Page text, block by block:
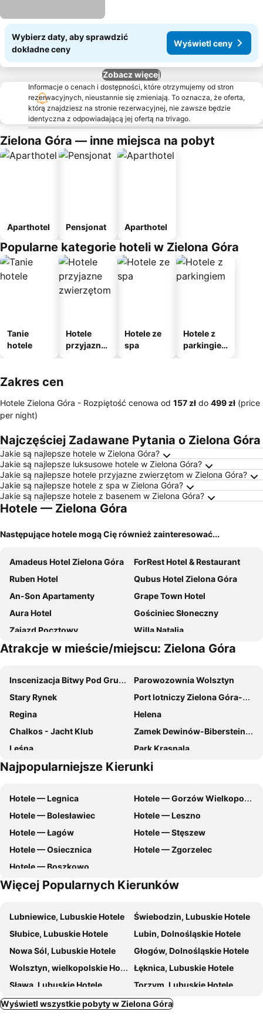
Wybierz daty, aby sprawdzić
dokładne ceny
Wyświetl ceny
Zobacz więcej
Informacje o cenach i dostępności, które otrzymujemy od stron
rezerwacyjnych, nieustannie się zmieniają. To oznacza, że oferta,
którą znajdziesz na stronie rezerwacyjnej, nie zawsze będzie
identyczna z odpowiadającą jej ofertą na trivago.
Zielona Góra — inne miejsca na pobyt
Aparthotel Pensjonat Aparthotel
Popularne kategorie hoteli w Zielona Góra
Tanie
hotele
Hotele
przyjazne
Hotele ze
spa
Hotele z
parkingie
Zakres cen
Hotele Zielona Góra - Rozpiętość cenowa od ‎157 zł do ‎499 zł (price
per night)
Najczęściej Zadawane Pytania o Zielona Góra
Jakie są najlepsze hotele w Zielona Góra?
Jakie są najlepsze luksusowe hotele w Zielona Góra?
Jakie są najlepsze hotele przyjazne zwierzętom w Zielona Góra?
Jakie są najlepsze hotele z spa w Zielona Góra?
Jakie są najlepsze hotele z basenem w Zielona Góra?
Hotele — Zielona Góra
Następujące hotele mogą Cię również zainteresować...
Amadeus Hotel Zielona Góra
ForRest Hotel & Restaurant
Ruben Hotel
Qubus Hotel Zielona Góra
An-Son Apartamenty
Grape Town Hotel
Aura Hotel
Gościniec Słoneczny
Zajazd Pocztowy
Willa Natalia
City Boutique Hotel
Luna
Hotel Retro B.A. Zientarski
Villa Jaśmin
Hotel Aeroplan
Żabi Dwór - HOTEL - RESTAURACJA - SPA
Zajazd u Basi
Złoty Łan
Tawerna "Cicha Przystań"
NOVY Hotel
Pokoje gościnne Truskawkowa 1a
Stary Zajazd
Senator
Pensjonat Korona
Atrakcje w mieście/miejscu: Zielona Góra
Inscenizacja Bitwy Pod Grunwaldem
Parowozownia Wolsztyn
Stary Rynek
Port lotniczy Zielona Góra-Babimost
Regina
Helena
Chalkos - Jacht Klub
Zamek Dewinów-Bibersteinów
Leśna
Park Krasnala
Olimpia Centrum Sportu i Rekreacji
Champion
Najpopularniejsze Kierunki
Hotele — Legnica
Hotele — Gorzów Wielkopolski
Hotele — Bolesławiec
Hotele — Leszno
Hotele — Łagów
Hotele — Stęszew
Hotele — Osiecznica
Hotele — Zgorzelec
Hotele — Boszkowo
Więcej Popularnych Kierunków
Lubniewice, Lubuskie Hotele
Świebodzin, Lubuskie Hotele
Słubice, Lubuskie Hotele
Lubin, Dolnośląskie Hotele
Nowa Sól, Lubuskie Hotele
Głogów, Dolnośląskie Hotele
Wolsztyn, wielkopolskie Hotele
Łęknica, Lubuskie Hotele
Sława, Lubuskie Hotele
Torzym, Lubuskie Hotele
Międzyrzecz, Lubuskie Hotele
Ośno Lubuskie, Lubuskie Hotele
Wyświetl wszystkie pobyty w Zielona Góra